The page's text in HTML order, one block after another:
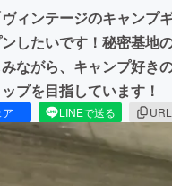
ィンテージのキャンプ
したいです！秘密基地
ながら、キャンプ好き
プを目指しています！
LINEで送る